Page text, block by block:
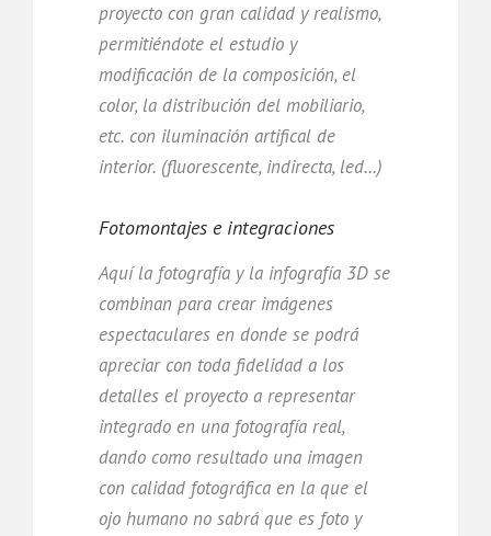
proyecto con gran calidad y realismo,
permitiéndote el estudio y
modificación de la composición, el
color, la distribución del mobiliario,
etc. con iluminación artifical de
interior. (fluorescente, indirecta, led...)
Fotomontajes e integraciones
Aquí la fotografía y la infografía 3D se
combinan para crear imágenes
espectaculares en donde se podrá
apreciar con toda fidelidad a los
detalles el proyecto a representar
integrado en una fotografía real,
dando como resultado una imagen
con calidad fotográfica en la que el
ojo humano no sabrá que es foto y